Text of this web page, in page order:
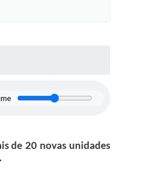
de 20 novas unidades